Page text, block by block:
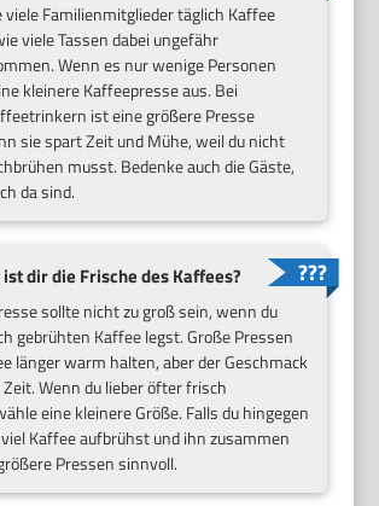
viele Familienmitglieder täglich Kaffee
viele Tassen dabei ungefähr
Wenn es nur wenige Personen
kleinere Kaffeepresse aus. Bei
ist eine größere Presse
sie spart Zeit und Mühe, weil du nicht
musst. Bedenke auch die Gäste,
da sind.
dir die Frische des Kaffees?
sollte nicht zu groß sein, wenn du
gebrühten Kaffee legst. Große Pressen
länger warm halten, aber der Geschmack
Wenn du lieber öfter frisch
eine kleinere Größe. Falls du hingegen
Kaffee aufbrühst und ihn zusammen
Pressen sinnvoll.